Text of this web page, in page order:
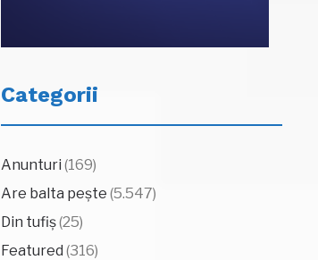
Categorii
Anunturi (169)
Are balta pește (5.547)
Din tufiș(25)
Featured (316)